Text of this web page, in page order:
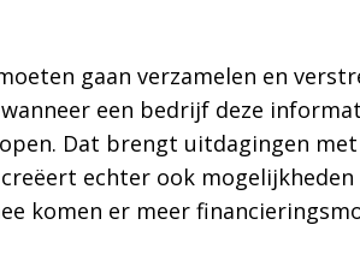
gaan verzamelen en
een bedrijf deze
Dat brengt uitdagingen
echter ook
komen er meer